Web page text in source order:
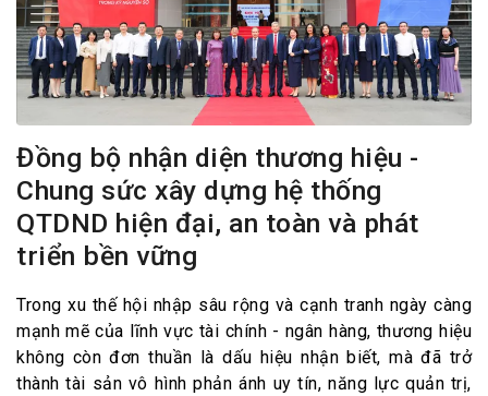
Đồng bộ nhận diện thương hiệu -
Chung sức xây dựng hệ thống
QTDND hiện đại, an toàn và phát
triển bền vững
Trong xu thế hội nhập sâu rộng và cạnh tranh ngày càng
mạnh mẽ của lĩnh vực tài chính - ngân hàng, thương hiệu
không còn đơn thuần là dấu hiệu nhận biết, mà đã trở
thành tài sản vô hình phản ánh uy tín, năng lực quản trị,